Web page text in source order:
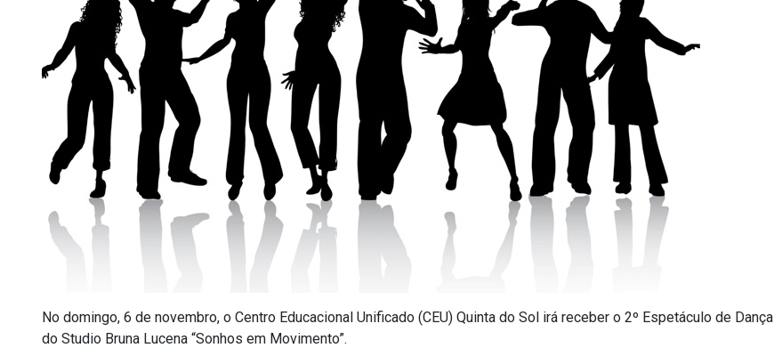
No domingo, 6 de novembro, o Centro Educacional Unificado (CEU) Quinta do Sol irá receber o 2º Espetáculo de Dança
do Studio Bruna Lucena “Sonhos em Movimento”.